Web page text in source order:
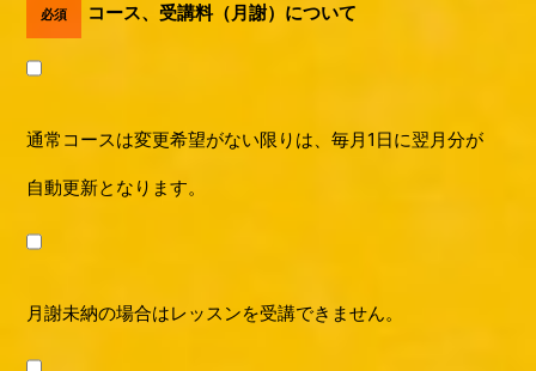
必須 コース、受講料（月謝）について
通常コースは変更希望がない限りは、毎月1日に翌月分が
自動更新となります。
月謝未納の場合はレッスンを受講できません。